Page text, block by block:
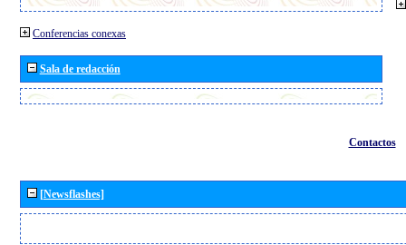
Conferencias conexas
Sala de redacción
Contactos
[Newsflashes]